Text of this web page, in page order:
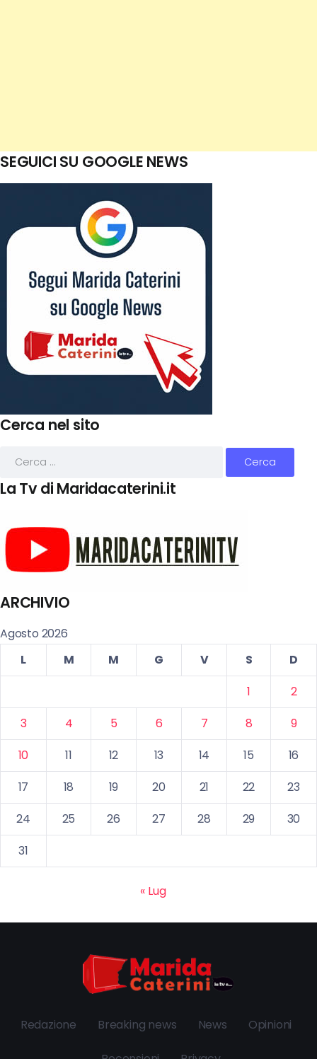
SEGUICI SU GOOGLE NEWS
Cerca nel sito
La Tv di Maridacaterini.it
ARCHIVIO
Agosto 2026
L
M M G V S
D
1
2
3
4 5 6 7 8
9
10
11 12 13 14 15
16
17
18 19 20 21 22
23
24
25 26 27 28 29
30
31
« Lug
Redazione Breaking news News Opinioni